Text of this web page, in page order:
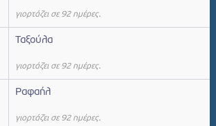
γιορτάζει σε 92 ημέρες.
Ταξούλα
γιορτάζει σε 92 ημέρες.
Ραφαήλ
γιορτάζει σε 92 ημέρες.